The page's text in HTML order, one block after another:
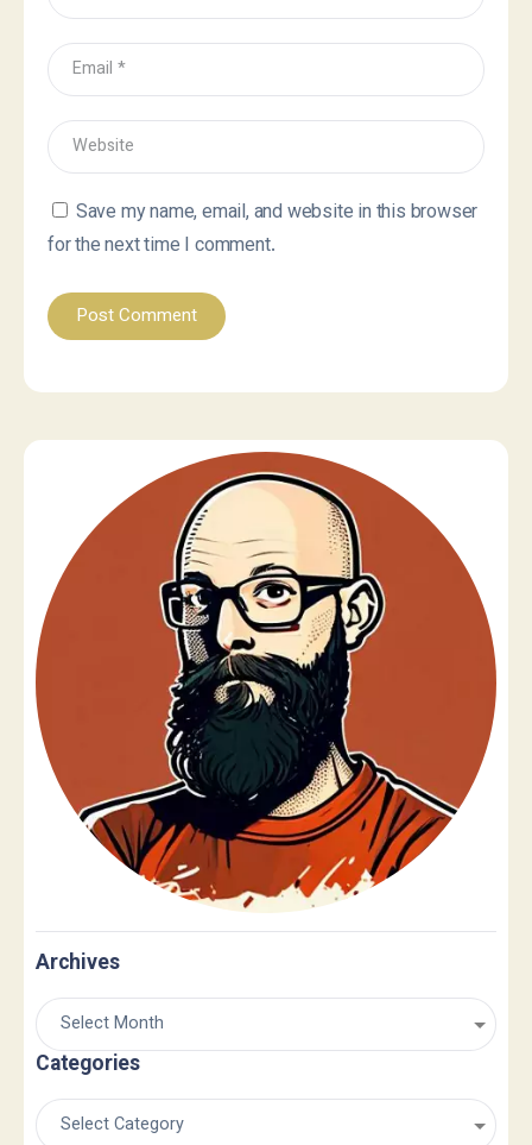
Save my name, email, and website in this browser
for the next time I comment.
Archives
Categories